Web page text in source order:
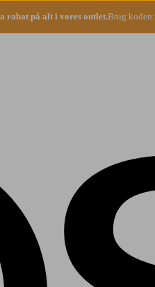
rabat på alt i vores outlet.Brug koden: